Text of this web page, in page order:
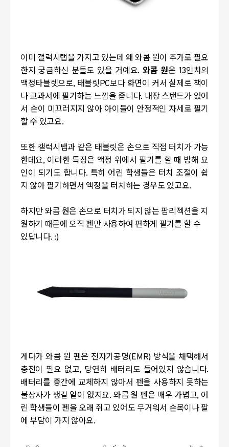
이미 갤럭시탭을 가지고 있는데 왜 와콤 원이 추가로 필요
한지 궁금하신 분들도 있을 거예요. 와콤 원은 13인치의
액정타블렛으로, 태블릿PC보다 화면이 커서 실제로 책이
나 교과서에 필기하는 느낌을 줍니다. 내장 스탠드가 있어
서 손이 미끄러지지 않아 아이들이 안정적인 자세로 필기
할 수 있고요.
또한 갤럭시탭과 같은 태블릿은 손으로 직접 터치가 가능
한데요, 이러한 특징은 액정 위에서 필기를 할 때 방해 요
인이 되기도 합니다. 특히 어린 학생들은 터치 조절이 쉽
지 않아 필기하면서 액정을 터치하는 경우도 있고요.
하지만 와콤 원은 손으로 터치가 되지 않는 팜리젝션을 지
원하기 때문에 오직 펜만 사용하여 편하게 필기를 할 수
있답니다. :)
게다가 와콤 원 펜은 전자기공명(EMR) 방식을 채택해서
충전이 필요 없고, 당연히 배터리도 들어있지 않습니다.
배터리를 중간에 교체하지 않아서 펜을 사용하지 못하는
불상사가 생길 일이 없지요. 와콤 원 펜은 매우 가볍고, 어
린 학생들이 펜을 오래 쥐고 있어도 무거워서 손목이나 팔
에 부담이 가지 않아요.